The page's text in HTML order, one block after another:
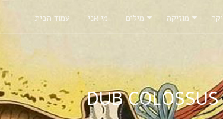
עמוד הבית מי אני מילים מוזיקה
DUB COLOSSUS